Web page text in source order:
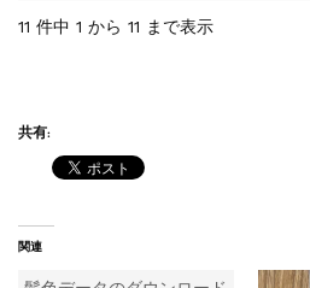
11 件中 1 から 11 まで表示
共有:
関連